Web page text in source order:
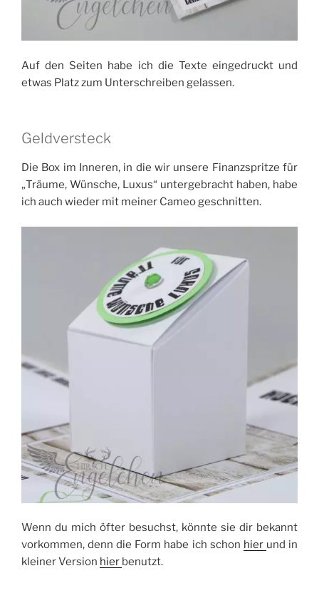
Auf den Seiten habe ich die Texte eingedruckt und
etwas Platz zum Unterschreiben gelassen.
Geldversteck
Die Box im Inneren, in die wir unsere Finanzspritze für
„Träume, Wünsche, Luxus“ untergebracht haben, habe
ich auch wieder mit meiner Cameo geschnitten.
Wenn du mich öfter besuchst, könnte sie dir bekannt
vorkommen, denn die Form habe ich schon hier und in
kleiner Version hier benutzt.